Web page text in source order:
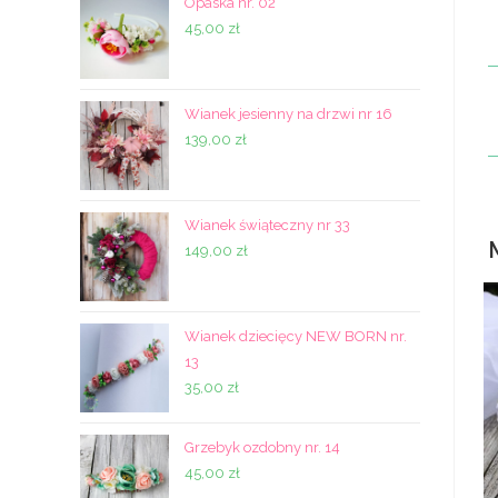
45,00 zł
Wianek jesienny na drzwi nr 16
139,00 zł
Wianek świąteczny nr 33
149,00 zł
Wianek dziecięcy NEW BORN nr.
13
35,00 zł
Grzebyk ozdobny nr. 14
45,00 zł